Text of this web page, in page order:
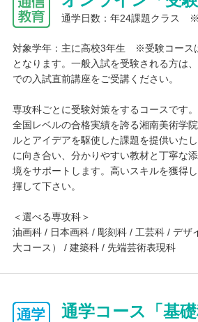
通学日数：年24課題クラス
対象学年：主に高校3年生 ※受験コース
となります。一般入試を受験される方は
での入試直前講座をご受講ください。
専攻科ごとに受験対策をするコースです。
全国レベルの合格実績を誇る湘南美術学
ルとアイデアを駆使した課題を提供いた
に向き合い、分かりやすい教材と丁寧な
境をサポートします。高いスキルを獲得
揮して下さい。
＜選べる専攻科＞
油画科 / 日本画科 / 彫刻科 / 工芸科 / デザ
大コース） / 建築科 / 先端芸術表現科
通学コース「基礎